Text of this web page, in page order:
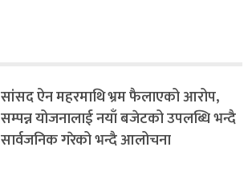
सांसद ऐन महरमाथि भ्रम फैलाएको आरोप,
सम्पन्न योजनालाई नयाँ बजेटको उपलब्धि भन्दै
सार्वजनिक गरेको भन्दै आलोचना